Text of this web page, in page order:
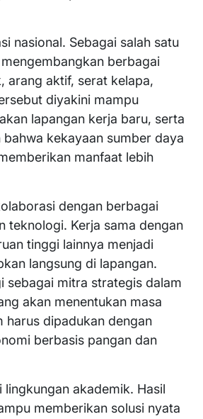
nasional. Sebagai salah satu
berbagai
arang aktif, serat kelapa,
diyakini mampu
lapangan kerja baru, serta
kekayaan sumber daya
manfaat lebih
dengan berbagai
teknologi. Kerja sama dengan
tinggi lainnya menjadi
langsung di lapangan.
sebagai mitra strategis dalam
akan menentukan masa
harus dipadukan dengan
berbasis pangan dan
akademik. Hasil
memberikan solusi nyata